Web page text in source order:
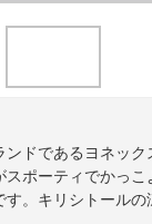
ンドであるヨネック
スポーティでかっこ
す。キリシトールの